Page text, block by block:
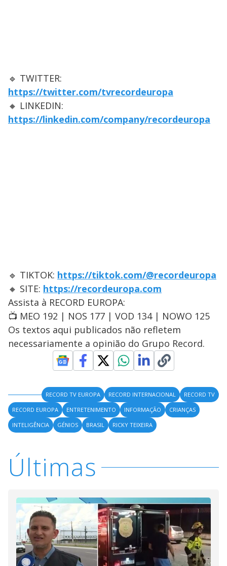
🔹 TWITTER:
https://twitter.com/tvrecordeuropa
🔸 LINKEDIN:
https://linkedin.com/company/recordeuropa
🔹 TIKTOK: https://tiktok.com/@recordeuropa
🔸 SITE: https://recordeuropa.com
Assista à RECORD EUROPA:
📺 MEO 192 | NOS 177 | VOD 134 | NOWO 125
Os textos aqui publicados não refletem
necessariamente a opinião do Grupo Record.
RECORD TV EUROPA RECORD INTERNACIONAL
RECORD TV
RECORD EUROPA
ENTRETENIMENTO INFORMAÇÃO
CRIANÇAS
INTELIGÊNCIA
GÉNIOS BRASIL RICKY TEIXEIRA
Últimas